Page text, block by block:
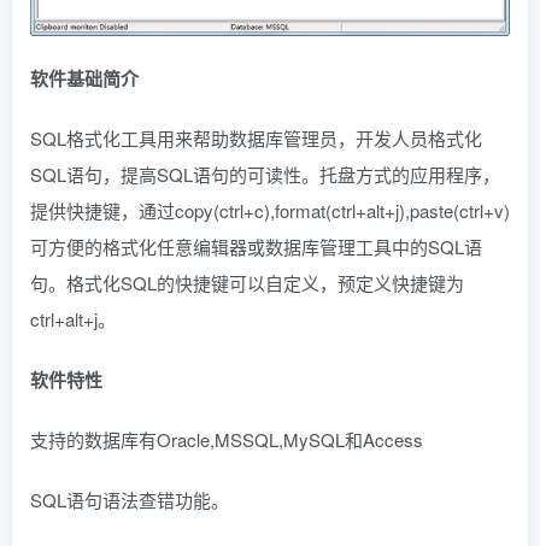
软件基础简介
SQL格式化工具用来帮助数据库管理员，开发人员格式化
SQL语句，提高SQL语句的可读性。托盘方式的应用程序，
提供快捷键，通过copy(ctrl+c),format(ctrl+alt+j),paste(ctrl+v)
可方便的格式化任意编辑器或数据库管理工具中的SQL语
句。格式化SQL的快捷键可以自定义，预定义快捷键为
ctrl+alt+j。
软件特性
支持的数据库有Oracle,MSSQL,MySQL和Access
SQL语句语法查错功能。